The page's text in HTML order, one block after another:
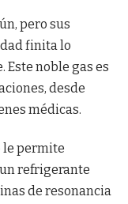
pero sus
finita lo
noble gas es
desde
médicas.
le permite
refrigerante
de resonancia